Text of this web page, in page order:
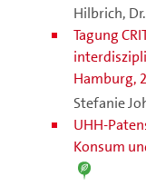
Hilbrich,
Tagung
Hamburg,
Stefanie
UHH-
Konsum